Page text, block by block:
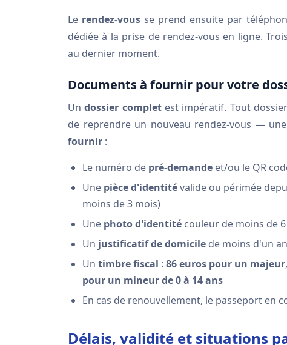
Le rendez-vous se prend ensuite par
dédiée à la prise de rendez-vous en ligne.
au dernier moment.
Documents à fournir pour votre
Undossier completest impératif. Tout
de reprendre un nouveau rendez-vous —
fournir :
Le numéro de pré-demande et/ou le QR
Une pièce d'identitévalide ou périmée
moins de 3 mois)
Une photo d'identité couleur de moins de
Un justificatif de domicile de moins d'un
Un timbre fiscal : 86 euros pour un majeur,
pour un mineur de 0 à 14 ans
En cas de renouvellement, le passeport en
Délais, validité et situations